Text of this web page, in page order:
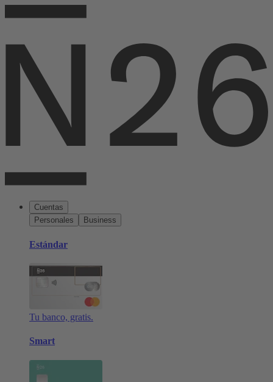
Cuentas
Personales
Business
Estándar
Tu banco, gratis.
Smart